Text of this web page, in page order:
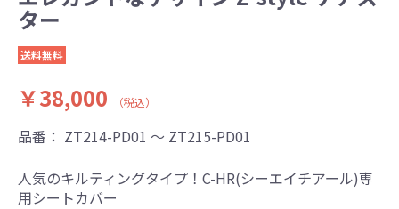
ター
送料無料
￥38,000 （税込）
品番： ZT214-PD01 ～ ZT215-PD01
人気のキルティングタイプ！C-HR(シーエイチアール)専
用シートカバー